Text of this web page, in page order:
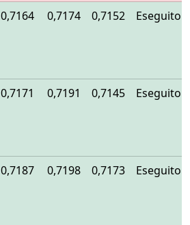
0,7164 0,7174 0,7152 Eseguito
0,7171 0,7191 0,7145 Eseguito
0,7187 0,7198 0,7173 Eseguito